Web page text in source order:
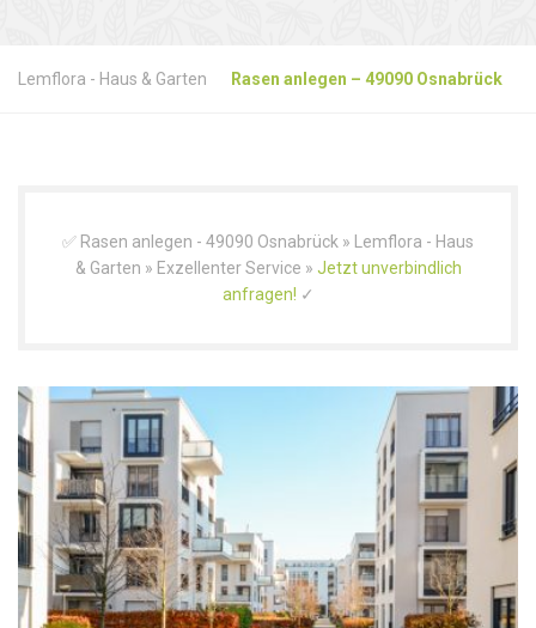
Lemflora - Haus & Garten Rasen anlegen – 49090 Osnabrück
✅ Rasen anlegen - 49090 Osnabrück » Lemflora - Haus
& Garten » Exzellenter Service » Jetzt unverbindlich
anfragen! ✓